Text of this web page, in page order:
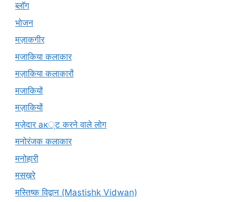
ब्लॉग
भोजन
मज़ाकगीर
मजाकिया कलाकार
मज़ाकिया कलाकारों
मजाकियों
मज़ाकियों
मज़ेदार ак्ट करने वाले लोग
मनोरंजक कलाकार
मनोहारी
मसख़रे
मस्तिष्क विद्वान (Mastishk Vidwan)